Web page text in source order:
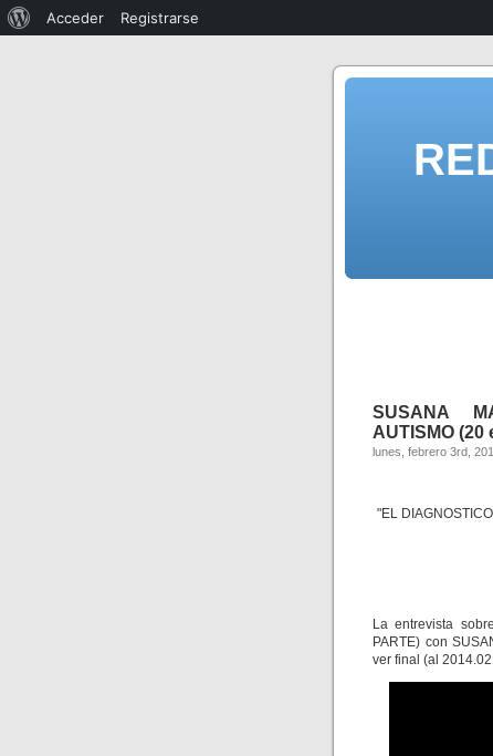
SUSANA
AUTISMO (20
lunes, febrero 3rd,
"EL
La entrevista
PARTE) con
ver final (al
Acceder Registrarse